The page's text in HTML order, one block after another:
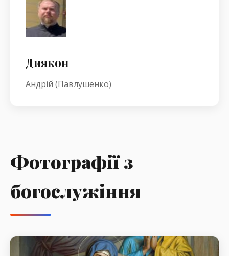
Диякон
Андрій (Павлушенко)
Фотографії з
богослужіння